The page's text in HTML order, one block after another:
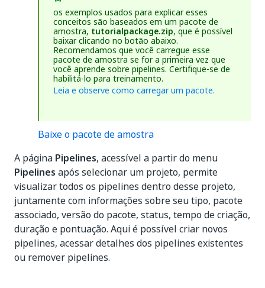
os exemplos usados para explicar esses
conceitos são baseados em um pacote de
amostra, tutorialpackage.zip, que é possível
baixar clicando no botão abaixo.
Recomendamos que você carregue esse
pacote de amostra se for a primeira vez que
você aprende sobre pipelines. Certifique-se de
habilitá-lo para treinamento.
Leia e observe como carregar um pacote.
Baixe o pacote de amostra
A página Pipelines, acessível a partir do menu
Pipelines após selecionar um projeto, permite
visualizar todos os pipelines dentro desse projeto,
juntamente com informações sobre seu tipo, pacote
associado, versão do pacote, status, tempo de criação,
duração e pontuação. Aqui é possível criar novos
pipelines, acessar detalhes dos pipelines existentes
ou remover pipelines.